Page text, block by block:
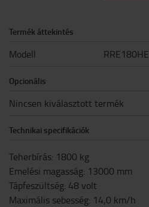
Termék áttekintés
Modell RRE180HE
Opcionális
Nincsen kiválasztott termék
Technikai specifikációk
Teherbírás: 1800 kg
Emelési magasság: 13000 mm
Tápfeszültség: 48 volt
Maximális sebesség: 14,0 km/h